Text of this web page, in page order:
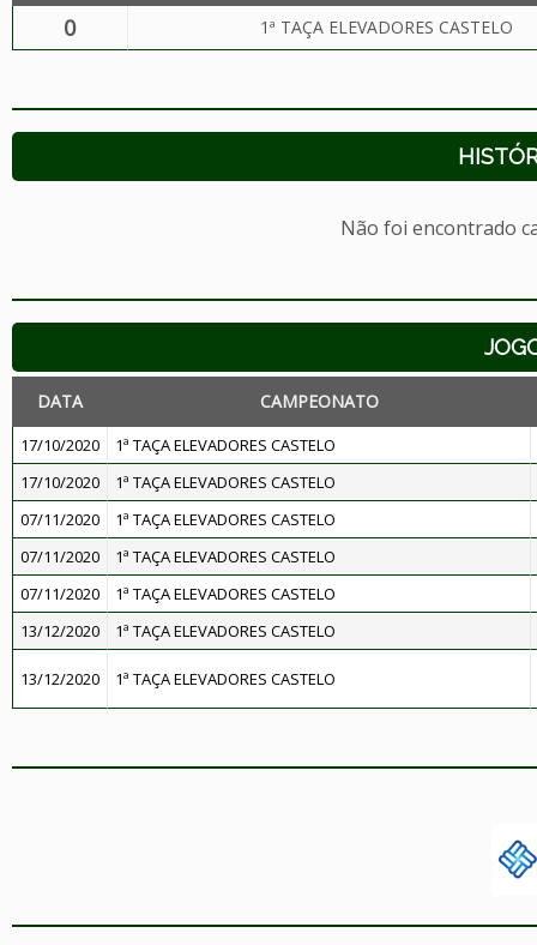
0 1ª TAÇA ELEVADORES CASTELO
Não foi encontrado
DATA CAMPEONATO
17/10/2020
1ª TAÇA ELEVADORES CASTELO
17/10/2020
1ª TAÇA ELEVADORES CASTELO
07/11/2020
1ª TAÇA ELEVADORES CASTELO
07/11/2020
1ª TAÇA ELEVADORES CASTELO
07/11/2020
1ª TAÇA ELEVADORES CASTELO
13/12/2020
1ª TAÇA ELEVADORES CASTELO
13/12/2020 1ª TAÇA ELEVADORES CASTELO